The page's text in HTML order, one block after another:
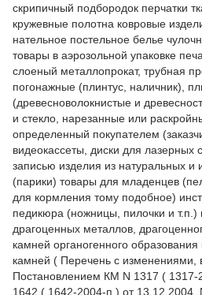
скрипичный подбородок перчатки
кружевные полотна ковровые
нательное постельное белье
товары в аэрозольной упаковке
слоеный металлопрокат, трубная
погонажные (плинтус, наличник),
(древесноволокнистые и
и стекло, нарезанные или
определенный покупателем
видеокассеты, диски для лазерных
записью изделия из натуральных и
(парики) товары для младенцев
для кормления тому подобное)
педикюра (ножницы, пилочки и
драгоценных металлов,
камней органогенного
камней ( Перечень с изменениями,
Постановлением КМ N 1317 ( 1317-
1642 ( 1642-2004-п ) от 13.12.2004,